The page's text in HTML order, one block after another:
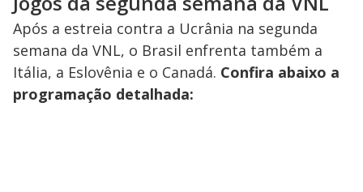
Após a estreia contra a Ucrânia na segunda
semana da VNL, o Brasil enfrenta também a
Itália, a Eslovênia e o Canadá. Confira abaixo a
programação detalhada: